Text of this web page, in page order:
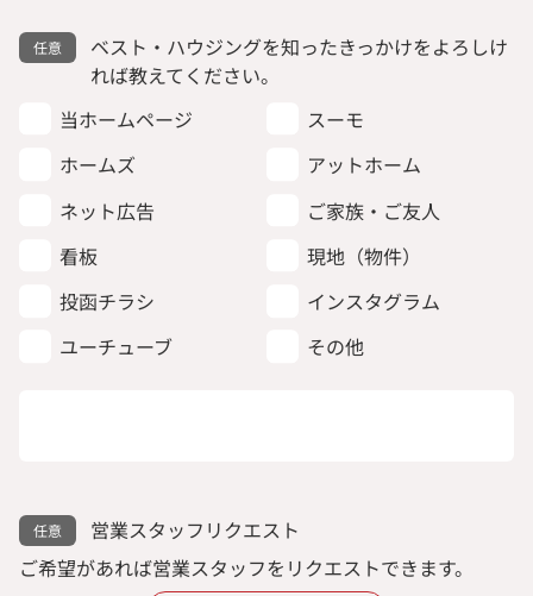
ベスト・ハウジングを知ったきっかけをよろしけ
れば教えてください。
当ホームページ
スーモ
ホームズ
アットホーム
ネット広告
ご家族・ご友人
看板
現地（物件）
投函チラシ
インスタグラム
ユーチューブ
その他
営業スタッフリクエスト
ご希望があれば営業スタッフをリクエストできます。